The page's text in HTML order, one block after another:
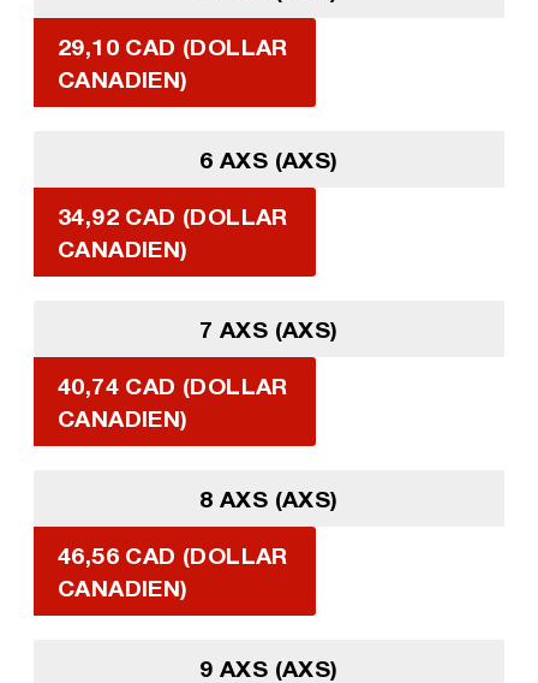
29,10 CAD (DOLLAR
CANADIEN)
6 AXS (AXS)
34,92 CAD (DOLLAR
CANADIEN)
7 AXS (AXS)
40,74 CAD (DOLLAR
CANADIEN)
8 AXS (AXS)
46,56 CAD (DOLLAR
CANADIEN)
9 AXS (AXS)